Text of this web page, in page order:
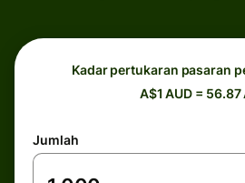
Kadar pertukaran pasaran
A$1 AUD = 56.87
Jumlah